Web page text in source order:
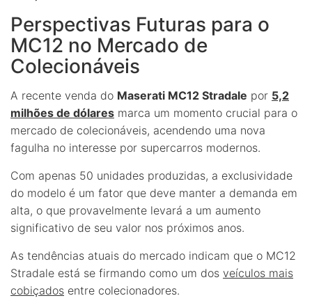
Perspectivas Futuras para o
MC12 no Mercado de
Colecionáveis
A recente venda do Maserati MC12 Stradale por 5,2
milhões de dólares marca um momento crucial para o
mercado de colecionáveis, acendendo uma nova
fagulha no interesse por supercarros modernos.
Com apenas 50 unidades produzidas, a exclusividade
do modelo é um fator que deve manter a demanda em
alta, o que provavelmente levará a um aumento
significativo de seu valor nos próximos anos.
As tendências atuais do mercado indicam que o MC12
Stradale está se firmando como um dos veículos mais
cobiçados entre colecionadores.